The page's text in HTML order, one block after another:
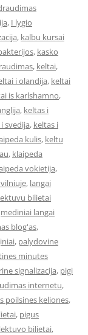
, I lygio
, kalbu kursai
, kasko
, keltai,
i olandija, keltai
is karlshamno,
, keltas i
svedija, keltas i
kulis, keltu
, klaipeda
vokietija,
, langai
bilietai
mediniai langai
blog'as,
, palydovine
minutes
signalizacija, pigi
internetu,
poilsines keliones,
, pigus
bilietai,